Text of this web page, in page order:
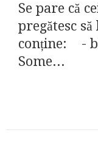
Se pare că
pregătesc
conține: -
Some...